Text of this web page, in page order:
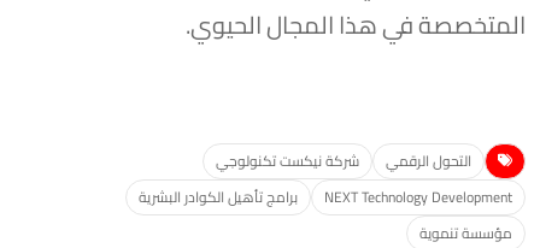
المتخصصة في هذا المجال الحيوي.
التحول الرقمي
شركة نيكست تكنولوجي
NEXT Technology Development
برامج تأهيل الكوادر البشرية
مؤسسة تنموية